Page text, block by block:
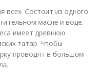
всех. Состоит из одного
масле и воде.
имеет древнюю
татар. Чтобы
проводят в большом